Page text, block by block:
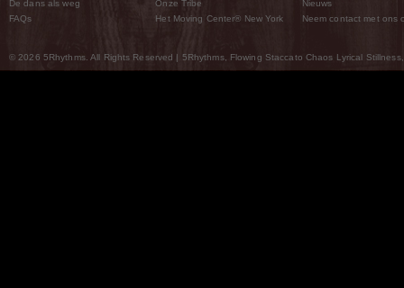
De dans als weg
FAQs
Onze Tribe
Het Moving Center® New York
Nieuws
Neem contact met ons
© 2026 5Rhythms. All Rights Reserved | 5Rhythms, Flowing Staccato Chaos Lyrical